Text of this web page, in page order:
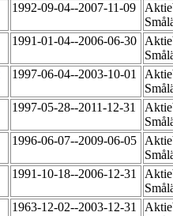
1992-09-04--2007-11-09
1991-01-04--2006-06-30
1997-06-04--2003-10-01
1997-05-28--2011-12-31
1996-06-07--2009-06-05
1991-10-18--2006-12-31
1963-12-02--2003-12-31